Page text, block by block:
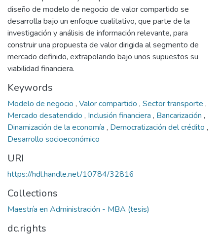
diseño de modelo de negocio de valor compartido se
desarrolla bajo un enfoque cualitativo, que parte de la
investigación y análisis de información relevante, para
construir una propuesta de valor dirigida al segmento de
mercado definido, extrapolando bajo unos supuestos su
viabilidad financiera.
Keywords
Modelo de negocio , Valor compartido , Sector transporte ,
Mercado desatendido , Inclusión financiera , Bancarización ,
Dinamización de la economía , Democratización del crédito ,
Desarrollo socioeconómico
URI
https://hdl.handle.net/10784/32816
Collections
Maestría en Administración - MBA (tesis)
dc.rights